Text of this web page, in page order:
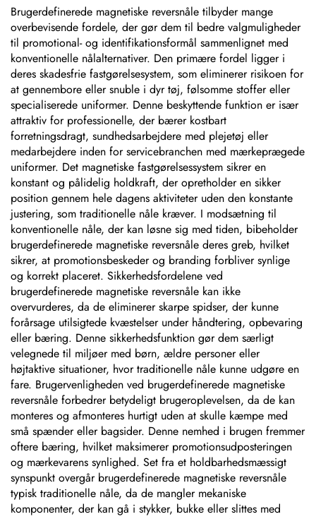
aluminiums-
maskinnavneskilte
Brugerdefinerede magnetiske reversnåle tilbyder mange
overbevisende fordele, der gør dem til bedre valgmuligheder
til promotional- og identifikationsformål sammenlignet med
konventionelle nålalternativer. Den primære fordel ligger i
deres skadesfrie fastgørelsesystem, som eliminerer risikoen for
at gennembore eller snuble i dyr tøj, følsomme stoffer eller
specialiserede uniformer. Denne beskyttende funktion er især
attraktiv for professionelle, der bærer kostbart
forretningsdragt, sundhedsarbejdere med plejetøj eller
medarbejdere inden for servicebranchen med mærkeprægede
uniformer. Det magnetiske fastgørelsessystem sikrer en
konstant og pålidelig holdkraft, der opretholder en sikker
position gennem hele dagens aktiviteter uden den konstante
justering, som traditionelle nåle kræver. I modsætning til
konventionelle nåle, der kan løsne sig med tiden, bibeholder
brugerdefinerede magnetiske reversnåle deres greb, hvilket
sikrer, at promotionsbeskeder og branding forbliver synlige
og korrekt placeret. Sikkerhedsfordelene ved
brugerdefinerede magnetiske reversnåle kan ikke
overvurderes, da de eliminerer skarpe spidser, der kunne
forårsage utilsigtede kvæstelser under håndtering, opbevaring
eller bæring. Denne sikkerhedsfunktion gør dem særligt
velegnede til miljøer med børn, ældre personer eller
højtaktive situationer, hvor traditionelle nåle kunne udgøre en
fare. Brugervenligheden ved brugerdefinerede magnetiske
reversnåle forbedrer betydeligt brugeroplevelsen, da de kan
monteres og afmonteres hurtigt uden at skulle kæmpe med
små spænder eller bagsider. Denne nemhed i brugen fremmer
oftere bæring, hvilket maksimerer promotionsudposteringen
og mærkevarens synlighed. Set fra et holdbarhedsmæssigt
synspunkt overgår brugerdefinerede magnetiske reversnåle
typisk traditionelle nåle, da de mangler mekaniske
komponenter, der kan gå i stykker, bukke eller slittes med